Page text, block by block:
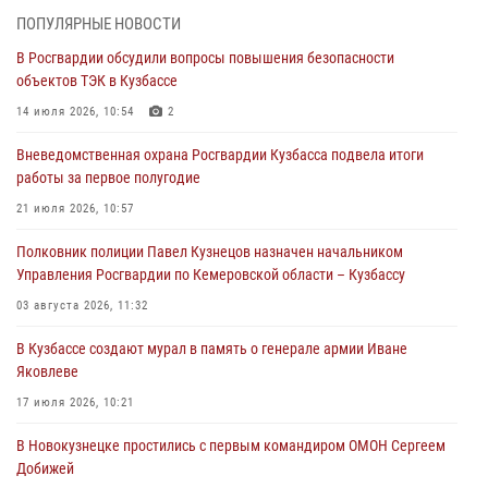
07 августа 2026, 05:32
С 1 сентября 2026 года вступает в силу новый федеральный закон о
частной охранной деятельности
06 августа 2026, 10:19
Росгвардейцы задержали предполагаемого виновника причинения
ножевого ранения кемеровчанину
06 августа 2026, 09:18
Росгвардейцы задержали мужчину, повредившего имущество
горожанки
06 августа 2026, 08:17
Росгвардейцы пресекли противоправные действия и защитили
новокузнечанку от агрессивного знакомого
06 августа 2026, 07:16
ПОПУЛЯРНЫЕ НОВОСТИ
В Росгвардии обсудили вопросы повышения безопасности
объектов ТЭК в Кузбассе
14 июля 2026, 10:54 2
Вневедомственная охрана Росгвардии Кузбасса подвела итоги
работы за первое полугодие
21 июля 2026, 10:57
Полковник полиции Павел Кузнецов назначен начальником
Управления Росгвардии по Кемеровской области – Кузбассу
03 августа 2026, 11:32
В Кузбассе создают мурал в память о генерале армии Иване
Яковлеве
17 июля 2026, 10:21
В Новокузнецке простились с первым командиром ОМОН Сергеем
Добижей